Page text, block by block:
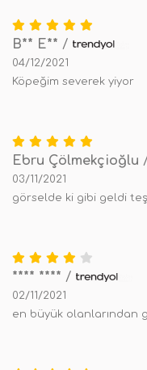
B** E** /
04/12/2021
Köpeğim severek yiyor
Ebru Çölmekçioğlu
03/11/2021
görselde ki gibi geldi
**** **** /
02/11/2021
en büyük olanlarından